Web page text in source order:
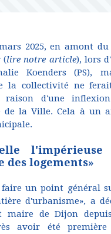
2025, en amont
(lire notre article), lors
Koenders (PS),
la collectivité ne
raison d'une
de la Ville. Cela à un
l'impérieuse
des logements»
faire un point général
d'urbanisme», a
maire de Dijon
avoir été